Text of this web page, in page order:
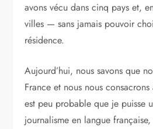
avons vécu dans cinq pays et,
villes — sans jamais pouvoir
résidence.
Aujourd’hui, nous savons que
France et nous nous
est peu probable que je puisse
journalisme en langue